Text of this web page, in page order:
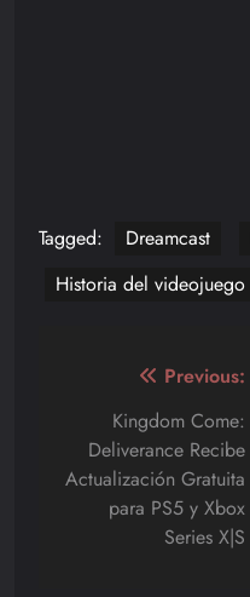
Tagged: Dreamcast
Historia del videojuego
Navegación
entradas
Previous:
Kingdom Come:
Deliverance Recibe
Actualización Gratuita
para PS5 y Xbox
Series X|S